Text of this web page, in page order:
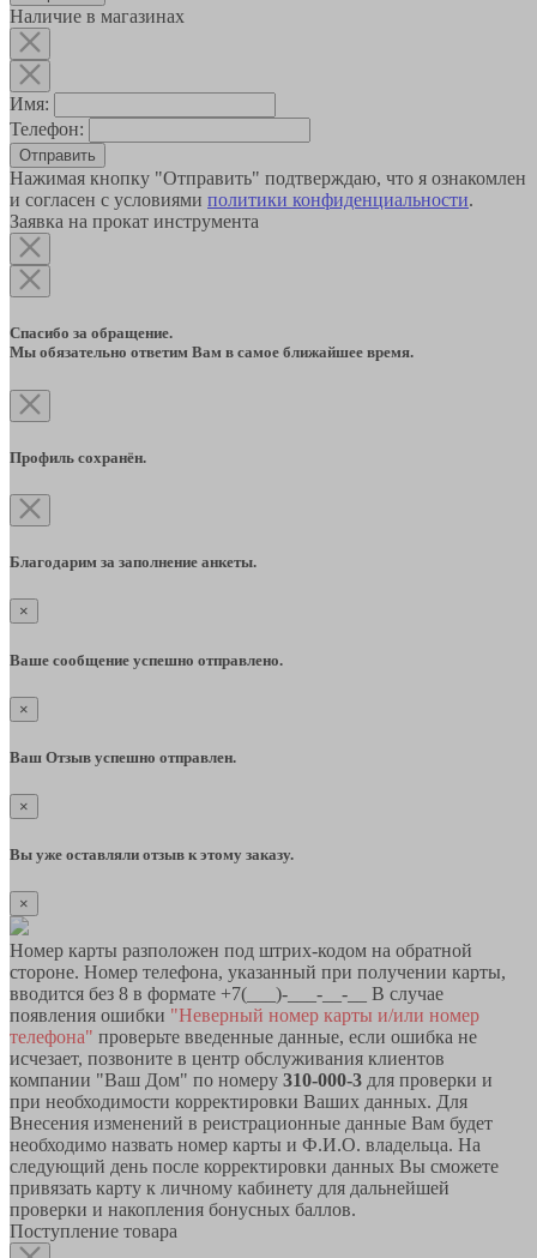
Наличие в магазинах
Имя:
Телефон:
Отправить
Нажимая кнопку "Отправить" подтверждаю, что я ознакомлен
и согласен с условиями политики конфиденциальности.
Заявка на прокат инструмента
Спасибо за обращение.
Мы обязательно ответим Вам в самое ближайшее время.
Профиль сохранён.
Благодарим за заполнение анкеты.
×
Ваше сообщение успешно отправлено.
×
Ваш Отзыв успешно отправлен.
×
Вы уже оставляли отзыв к этому заказу.
×
Номер карты разположен под штрих-кодом на обратной
стороне. Номер телефона, указанный при получении карты,
вводится без 8 в формате +7(___)-___-__-__ В случае
появления ошибки "Неверный номер карты и/или номер
телефона" проверьте введенные данные, если ошибка не
исчезает, позвоните в центр обслуживания клиентов
компании "Ваш Дом" по номеру 310-000-3 для проверки и
при необходимости корректировки Ваших данных. Для
Внесения изменений в реистрационные данные Вам будет
необходимо назвать номер карты и Ф.И.О. владельца. На
следующий день после корректировки данных Вы сможете
привязать карту к личному кабинету для дальнейшей
проверки и накопления бонусных баллов.
Поступление товара